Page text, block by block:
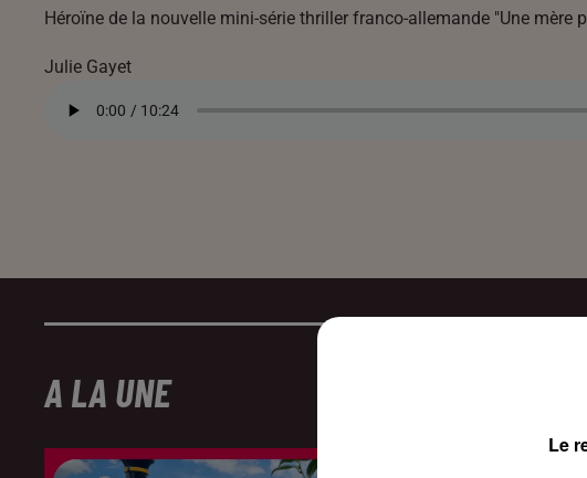
Héroïne de la nouvelle mini-série thriller franco-allemande "Une
Julie Gayet
A LA UNE
Le